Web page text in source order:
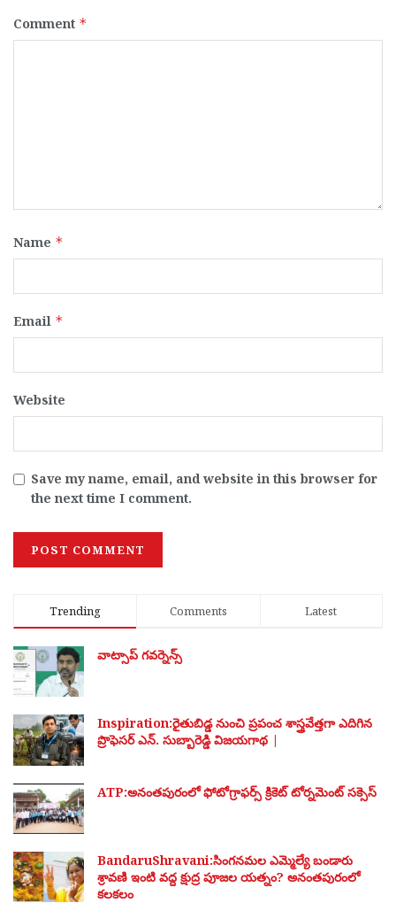
Comment *
Name *
Email *
Website
Save my name, email, and website in this browser for
the next time I comment.
Trending Comments Latest
వాట్సాప్ గవర్నెన్స్
Inspiration:రైతుబిడ్డ నుంచి ప్రపంచ శాస్త్రవేత్తగా ఎదిగిన
ప్రొఫెసర్ ఎన్. సుబ్బారెడ్డి విజయగాథ |
ATP:అనంతపురంలో ఫోటోగ్రాఫర్స్ క్రికెట్ టోర్నమెంట్ సక్సెస్
BandaruShravani:సింగనమల ఎమ్మెల్యే బండారు
శ్రావణి ఇంటి వద్ద క్షుద్ర పూజల యత్నం? అనంతపురంలో
కలకలం